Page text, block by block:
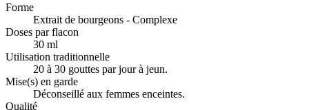
Forme
Extrait de bourgeons - Complexe
Doses par flacon
30 ml
Utilisation traditionnelle
20 à 30 gouttes par jour à jeun.
Mise(s) en garde
Déconseillé aux femmes enceintes.
Qualité